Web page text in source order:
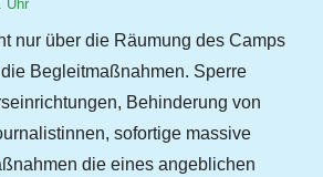
Uhr
nur über die Räumung des Camps
Begleitmaßnahmen. Sperre
Behinderung von
sofortige massive
die eines angeblichen